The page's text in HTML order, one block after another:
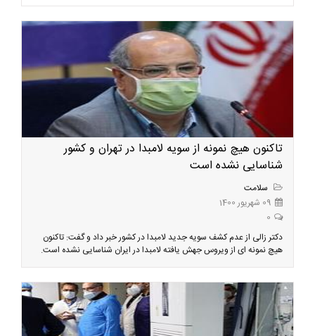
تاکنون هیچ نمونه از سویه لامبدا در تهران و کشور
شناسایی نشده است
سلامت
09 شهریور 1400
0
دکتر زالی از عدم کشف سویه جدید لامبدا در کشور خبر داد و گفت: تاکنون
هیچ نمونه ای از ویروس جهش یافته لامبدا در ایران شناسایی نشده است.